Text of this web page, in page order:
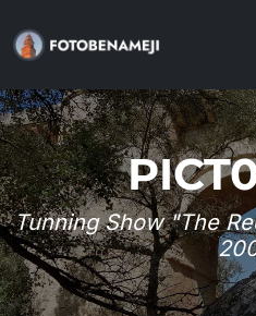
Tunning Show "The